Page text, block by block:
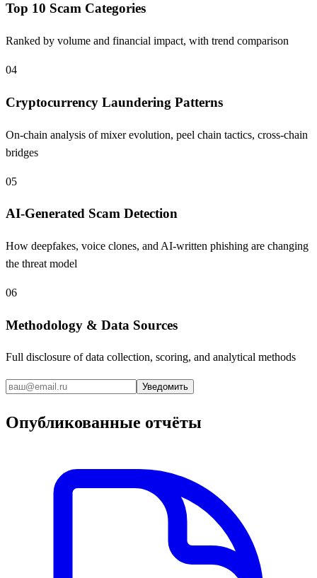
Top 10 Scam Categories
Ranked by volume and financial impact, with trend comparison
04
Cryptocurrency Laundering Patterns
On-chain analysis of mixer evolution, peel chain tactics, cross-chain
bridges
05
AI-Generated Scam Detection
How deepfakes, voice clones, and AI-written phishing are changing
the threat model
06
Methodology & Data Sources
Full disclosure of data collection, scoring, and analytical methods
Уведомить
Опубликованные отчёты